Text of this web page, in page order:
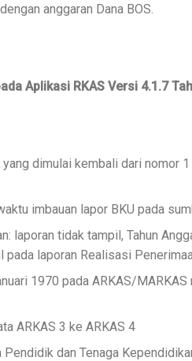
anggaran Dana BOS.
Aplikasi RKAS Versi 4.1.7
dimulai kembali dari nomor
imbauan lapor BKU pada
laporan tidak tampil, Tahun
laporan Realisasi
1970 pada ARKAS/
ARKAS 3 ke ARKAS 4
dan Tenaga